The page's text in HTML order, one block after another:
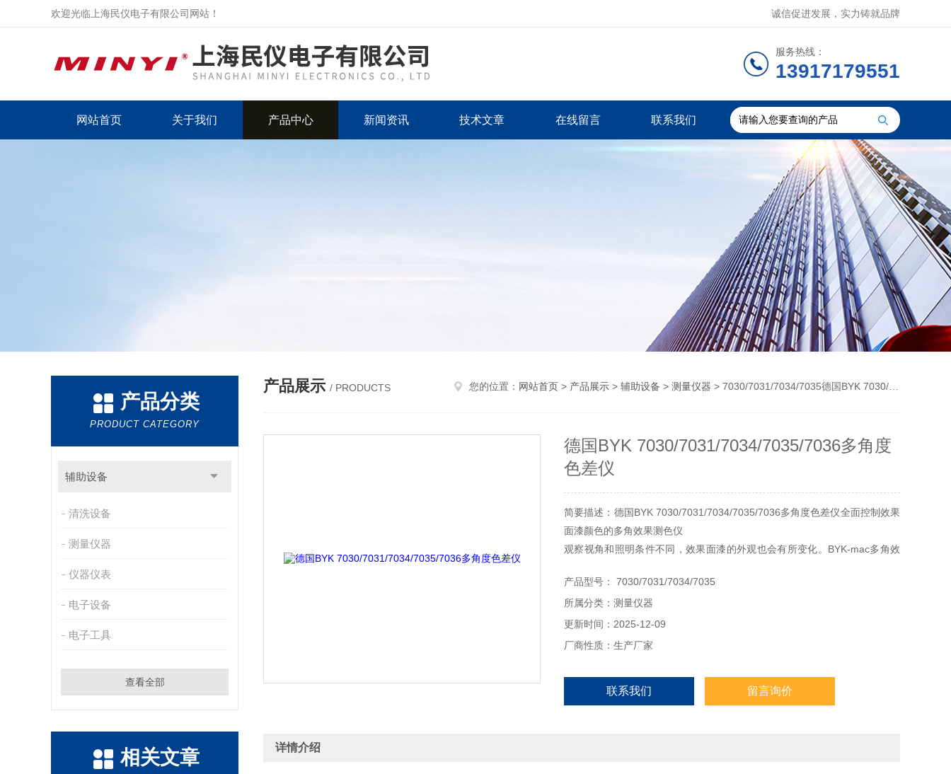
欢迎光临上海民仪电子有限公司网站！ 诚信促进发展，实力铸就品牌
服务热线：
13917179551
网站首页 关于我们 产品中心 新闻资讯 技术文章 在线留言 联系我们
产品分类
PRODUCT CATEGORY
辅助设备
清洗设备
测量仪器
仪器仪表
电子设备
电子工具
查看全部
相关文章
产品展示 / PRODUCTS 您的位置： 网站首页 > 产品展示 > 辅助设备 > 测量仪器 > 7030/7031/7034/7035德国BYK 7030/7031/7034/7035/7036多角度色差仪
德国BYK 7030/7031/7034/7035/7036多角度
色差仪
简要描述：德国BYK 7030/7031/7034/7035/7036多角度色差仪全面控制效果
面漆颜色的多角效果测色仪
观察视角和照明条件不同，效果面漆的外观也会有所变化。BYK-mac多角效
色。此外，BYK-mac多角效果测色仪采用稳定的光源和照明控制，因此精准
度高，少维护。
产品型号： 7030/7031/7034/7035
所属分类：测量仪器
更新时间：2025-12-09
厂商性质：生产厂家
联系我们 留言询价
详情介绍